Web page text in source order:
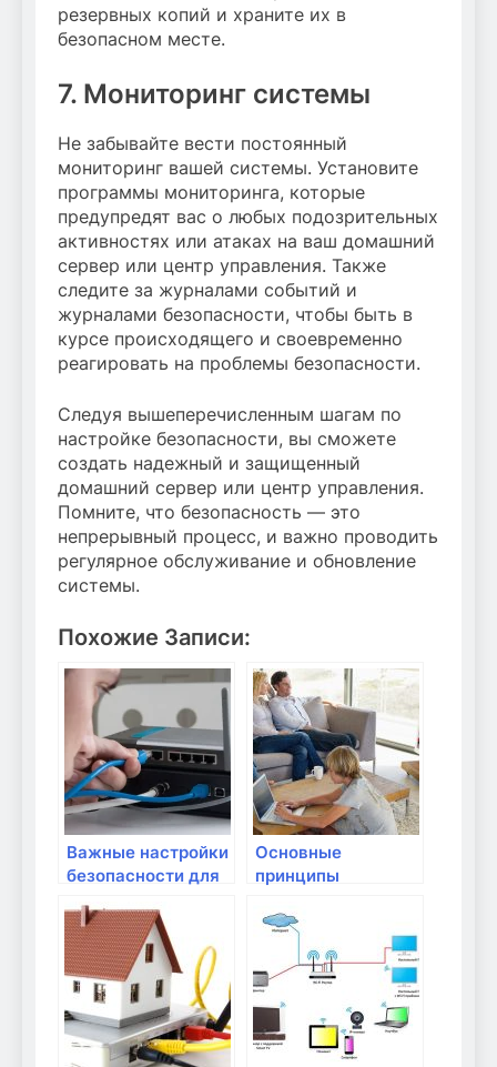
резервных копий и храните их в
безопасном месте.
7. Мониторинг системы
Не забывайте вести постоянный
мониторинг вашей системы. Установите
программы мониторинга, которые
предупредят вас о любых подозрительных
активностях или атаках на ваш домашний
сервер или центр управления. Также
следите за журналами событий и
журналами безопасности, чтобы быть в
курсе происходящего и своевременно
реагировать на проблемы безопасности.
Следуя вышеперечисленным шагам по
настройке безопасности, вы сможете
создать надежный и защищенный
домашний сервер или центр управления.
Помните, что безопасность — это
непрерывный процесс, и важно проводить
регулярное обслуживание и обновление
системы.
Похожие Записи:
Важные настройки
безопасности для
Основные
принципы
домашней сети